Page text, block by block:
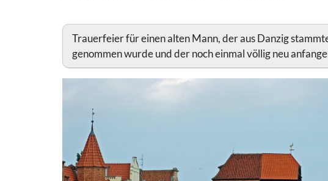
Trauerfeier für einen alten Mann, der aus Danzig
genommen wurde und der noch einmal völlig neu